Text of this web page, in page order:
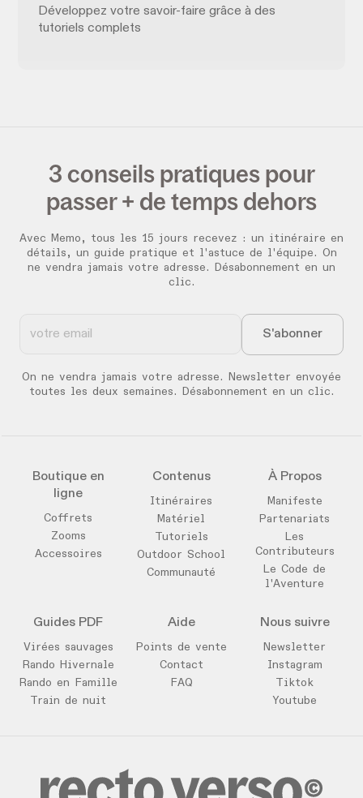
Développez votre savoir-faire grâce à des
tutoriels complets
3 conseils pratiques pour
passer + de temps dehors
Avec Memo, tous les 15 jours recevez : un itinéraire en
détails, un guide pratique et l'astuce de l'équipe. On
ne vendra jamais votre adresse. Désabonnement en un
clic.
On ne vendra jamais votre adresse. Newsletter envoyée
toutes les deux semaines. Désabonnement en un clic.
Boutique en
ligne
Coffrets
Zooms
Accessoires
Contenus
Itinéraires
Matériel
Tutoriels
Outdoor School
Communauté
À Propos
Manifeste
Partenariats
Les
Contributeurs
Le Code de
l'Aventure
Guides PDF
Virées sauvages
Rando Hivernale
Rando en Famille
Train de nuit
Aide
Points de vente
Contact
FAQ
Nous suivre
Newsletter
Instagram
Tiktok
Youtube